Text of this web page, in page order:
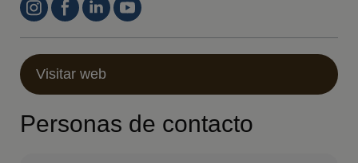
Visitar web
Personas de contacto